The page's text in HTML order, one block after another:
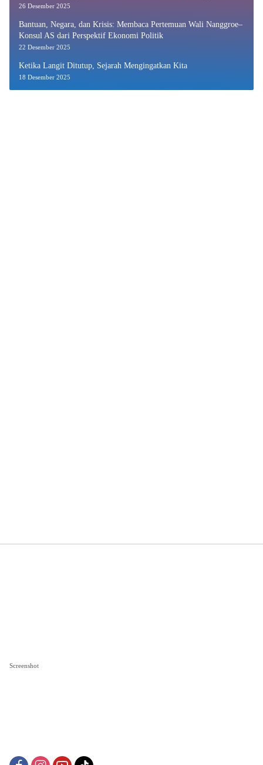
26 Desember 2025
Bantuan, Negara, dan Krisis: Membaca Pertemuan Wali Nanggroe–
Konsul AS dari Perspektif Ekonomi Politik
22 Desember 2025
Ketika Langit Ditutup, Sejarah Mengingatkan Kita
18 Desember 2025
Screenshot